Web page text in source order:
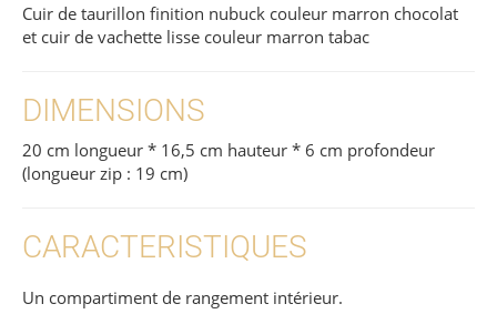
Cuir de taurillon finition nubuck couleur marron chocolat
et cuir de vachette lisse couleur marron tabac
DIMENSIONS
20 cm longueur * 16,5 cm hauteur * 6 cm profondeur
(longueur zip : 19 cm)
CARACTERISTIQUES
Un compartiment de rangement intérieur.